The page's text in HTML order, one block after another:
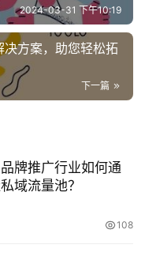
2024-03-31 下午10:19
方案，助您轻松拓
下一篇
牌推广行业如何通
域流量池？
108